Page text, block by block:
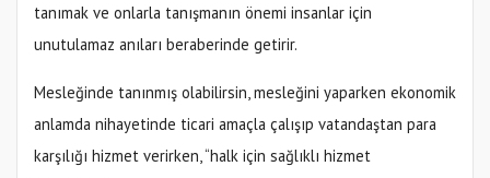
tanımak ve onlarla tanışmanın önemi insanlar için
unutulamaz anıları beraberinde getirir.
Mesleğinde tanınmış olabilirsin, mesleğini yaparken ekonomik
anlamda nihayetinde ticari amaçla çalışıp vatandaştan para
karşılığı hizmet verirken, “halk için sağlıklı hizmet